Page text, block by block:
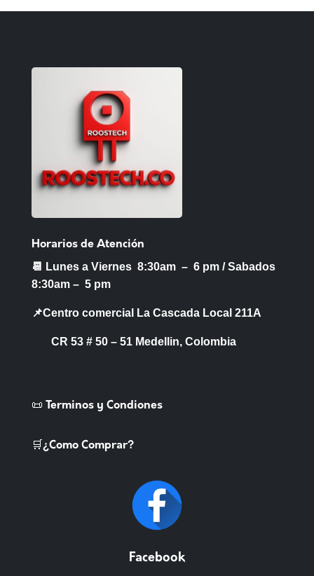
Horarios de Atención
📆 Lunes a Viernes 8:30am – 6 pm /Sabados
8:30am – 5 pm
📌Centro comercial La Cascada Local 211A
CR 53 # 50 – 51 Medellin, Colombia
📜 Terminos y Condiones
🛒¿Como Comprar?
Facebook